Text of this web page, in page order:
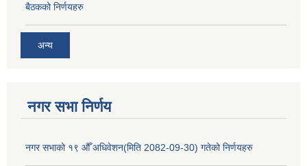
बैठकको निर्णयहरु
अन्य
नगर सभा निर्णय
नगर सभाको १९ औँ अधिवेशन(मिति 2082-09-30) गतेको निर्णयहरु